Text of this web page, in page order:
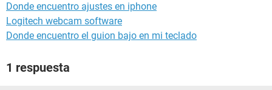
Donde encuentro ajustes en iphone
Logitech webcam software
Donde encuentro el guion bajo en mi teclado
1 respuesta